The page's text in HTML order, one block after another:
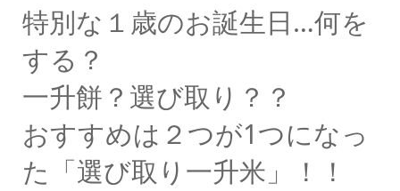
特別な１歳のお誕生日…何を
する？
一升餅？選び取り？？
おすすめは２つが1つになっ
た「選び取り一升米」！！